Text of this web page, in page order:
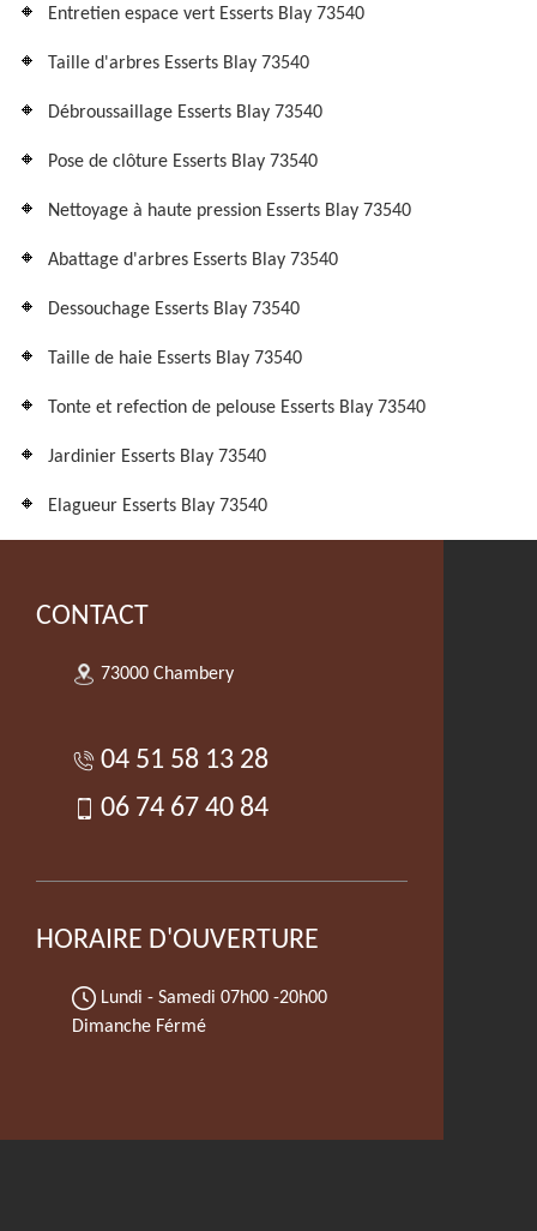
Entretien espace vert Esserts Blay 73540
Taille d'arbres Esserts Blay 73540
Débroussaillage Esserts Blay 73540
Pose de clôture Esserts Blay 73540
Nettoyage à haute pression Esserts Blay 73540
Abattage d'arbres Esserts Blay 73540
Dessouchage Esserts Blay 73540
Taille de haie Esserts Blay 73540
Tonte et refection de pelouse Esserts Blay 73540
Jardinier Esserts Blay 73540
Elagueur Esserts Blay 73540
CONTACT
73000 Chambery
04 51 58 13 28
06 74 67 40 84
HORAIRE D'OUVERTURE
Lundi - Samedi 07h00 -20h00
Dimanche Férmé